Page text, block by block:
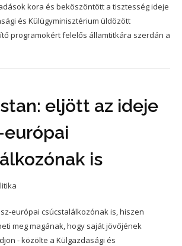
kora és beköszöntött a tisztesség ideje
és Külügyminisztérium üldözött
programokért felelős államtitkára szerdán a
eljött az ideje
európai
is
európai csúcstalálkozónak is, hiszen
meg magának, hogy saját jövőjének
- közölte a Külgazdasági és